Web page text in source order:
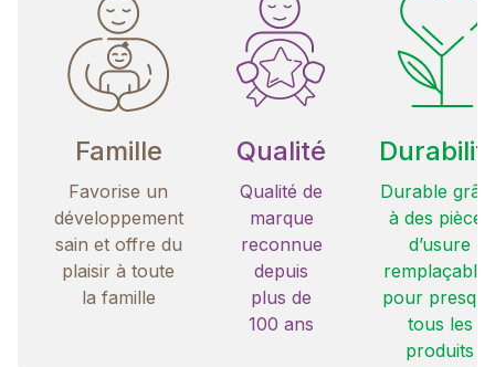
Famille
Favorise un
développement
sain et offre du
plaisir à toute
la famille
Qualité
Qualité de
marque
reconnue
depuis
plus de
100 ans
Durable
à des pièces
d’usure
remplaçables
pour
tous les
produits